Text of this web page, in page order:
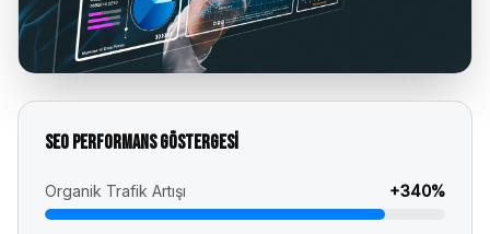
SEO Performans Göstergesi
Organik Trafik Artışı +340%